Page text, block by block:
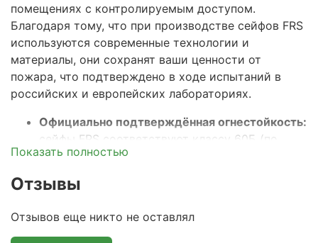
помещениях с контролируемым доступом.
Благодаря тому, что при производстве сейфов FRS
используются современные технологии и
материалы, они сохранят ваши ценности от
пожара, что подтверждено в ходе испытаний в
российских и европейских лабораториях.
Официально подтверждённая огнестойкость:
сейфы FRS соответствуют классу 60Б (по
ГОСТ Р 57384-2017), что гарантирует
пожаре в течение 60 минут. Этого времени
тушения стандартного пожара.
Показать полностью
Отзывы
Отзывов еще никто не оставлял